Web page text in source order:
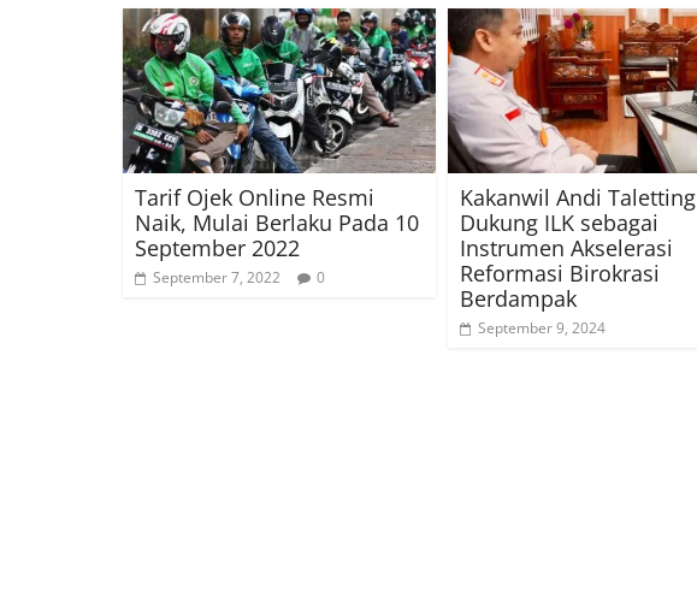
Tarif Ojek Online Resmi
Naik, Mulai Berlaku Pada 10
September 2022
September 7, 2022 0
Kakanwil Andi Taletting
Dukung ILK sebagai
Instrumen Akselerasi
Reformasi Birokrasi
Berdampak
September 9, 2024